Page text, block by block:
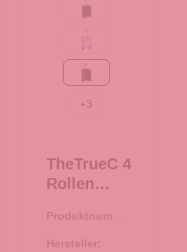
Black
Flieder
black/rose
+3
TheTrueC 4
Rollen
Superlight
55cm
Produktnumme
Hersteller: